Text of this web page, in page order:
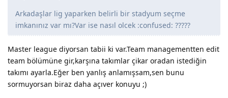
Arkadaşlar lig yaparken belirli bir stadyum seçme
imkanınız var mı?Var ise nasıl olcek :confused: ?????
Master league diyorsan tabii ki var.Team managementten edit
team bölümüne gir,karşına takımlar çikar oradan istediğin
takımı ayarla.Eğer ben yanlış anlamışsam,sen bunu
sormuyorsan biraz daha açıver konuyu ;)